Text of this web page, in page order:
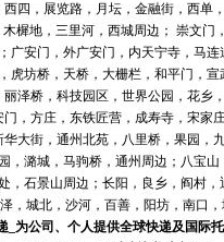
四，展览路，月坛，金融街，西
樨地，三里河，西城周边； 崇文
广安门，外广安门，内天宁寺，马
虎坊桥，天桥，大栅栏，和平门，
泽桥，科技园区，世界公园，花
，方庄，东铁匠营，成寿寺，宋
大街，通州北苑，八里桥，果园
，潞城，马驹桥，通州周边；八宝
，石景山周边；长阳，良乡，阎村
，城北，沙河，百善，阳坊，南口
_为公司、个人提供全球快递及国际